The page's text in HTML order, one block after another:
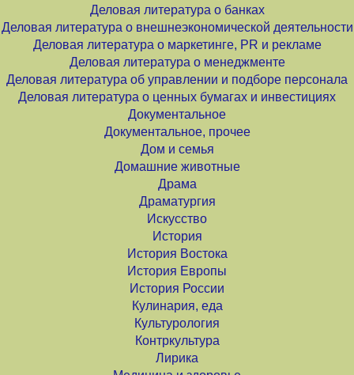
Деловая литература о банках
Деловая литература о внешнеэкономической деятельности
Деловая литература о маркетинге, PR и рекламе
Деловая литература о менеджменте
Деловая литература об управлении и подборе персонала
Деловая литература о ценных бумагах и инвестициях
Документальное
Документальное, прочее
Дом и семья
Домашние животные
Драма
Драматургия
Искусство
История
История Востока
История Европы
История России
Кулинария, еда
Культурология
Контркультура
Лирика